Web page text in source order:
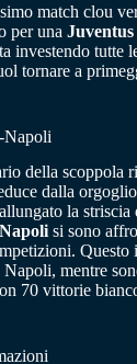
match clou
per una Juventus
investendo tutte
tornare a
Napoli
della scoppola
dalla
la
si sono
mentre
70 vittorie